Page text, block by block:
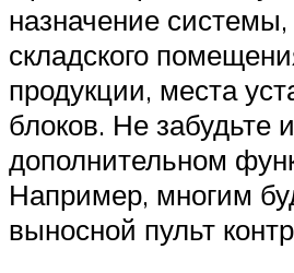
назначение
складского
продукции, места
блоков. Не забудьте
дополнительном
Например, многим
выносной пульт